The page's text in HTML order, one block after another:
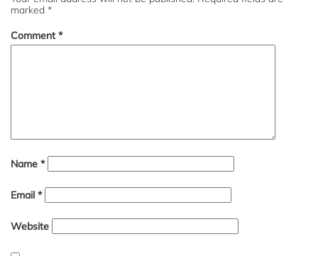
marked *
Comment*
Name *
Email *
Website